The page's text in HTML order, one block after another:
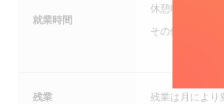
就業時間
休憩時間：60分
その他
残業 残業は月により